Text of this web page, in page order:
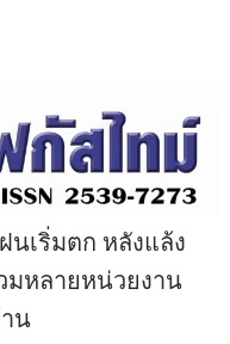
เริ่มตก หลังแล้ง
มหลายหน่วยงาน
น